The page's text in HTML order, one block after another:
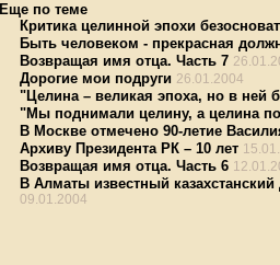
Еще по теме
Критика целинной эпохи
Быть человеком - прекрасная
Возвращая имя отца. Часть 7
Дорогие мои подруги 26.01.2004
"Целина – великая эпоха, но в ней
"Мы поднимали целину, а целина
В Москве отмечено 90-летие
Архиву Президента РК – 10 лет
Возвращая имя отца. Часть 6
В Алматы известный
09.01.2004